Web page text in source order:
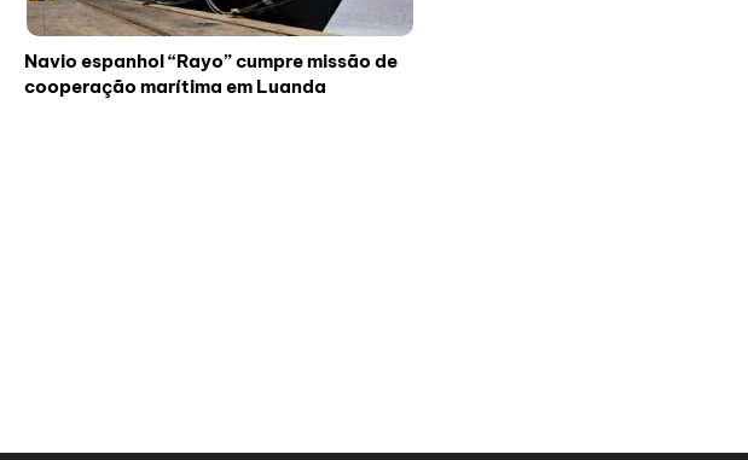
Navio espanhol “Rayo” cumpre missão de
cooperação marítima em Luanda